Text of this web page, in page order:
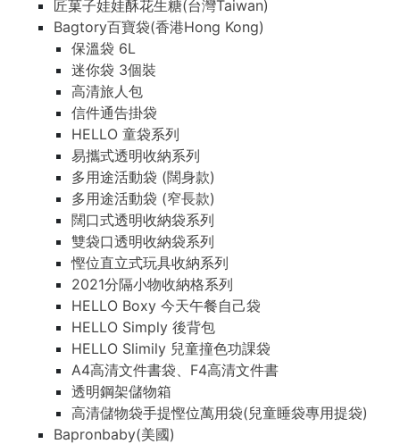
匠菓子娃娃酥花生糖(台灣Taiwan)
Bagtory百寶袋(香港Hong Kong)
保溫袋 6L
迷你袋 3個裝
高清旅人包
信件通告掛袋
HELLO 童袋系列
易攜式透明收納系列
多用途活動袋 (闊身款)
多用途活動袋 (窄長款)
闊口式透明收納袋系列
雙袋口透明收納袋系列
慳位直立式玩具收納系列
2021分隔小物收納格系列
HELLO Boxy 今天午餐自己袋
HELLO Simply 後背包
HELLO Slimily 兒童撞色功課袋
A4高清文件書袋、F4高清文件書
透明鋼架儲物箱
高清儲物袋手提慳位萬用袋(兒童睡袋專用提袋)
Bapronbaby(美國)